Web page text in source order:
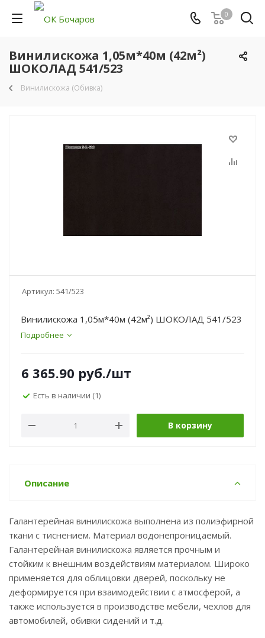
0
Винилискожа 1,05м*40м (42м²)
ШОКОЛАД 541/523
Винилискожа (Обивка)
Артикул: 541/523
Винилискожа 1,05м*40м (42м²) ШОКОЛАД 541/523
Подробнее
6 365.90 руб./шт
Есть в наличии (1)
В корзину
Описание
Галантерейная винилискожа выполнена из полиэфирной
ткани с тиснением. Материал водонепроницаемый.
Галантерейная винилискожа является прочным и
стойким к внешним воздействиям материалом. Широко
применяется для облицовки дверей, поскольку не
деформируется при взаимодействии с атмосферой, а
также используется в производстве мебели, чехлов для
автомобилей, обивки сидений и т.д.